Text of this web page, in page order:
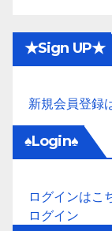
★Sign UP★
新規会員登録
♠Login♠
ログインはこ
ログイン